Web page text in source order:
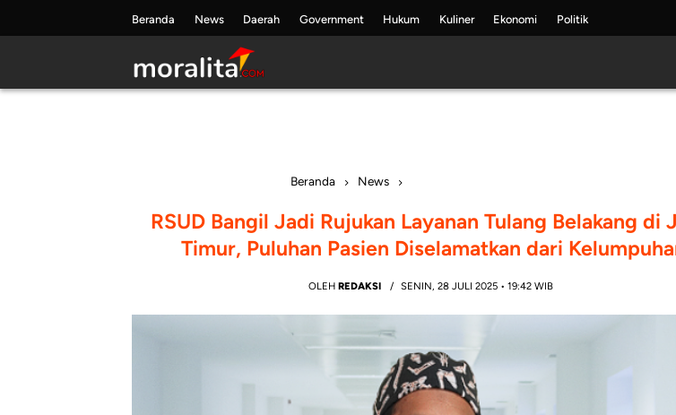
to
Beranda News Daerah Government Hukum Kuliner Ekonomi Politik
Beranda News
RSUD Bangil Jadi Rujukan Layanan Tulang Belakang di
Timur, Puluhan Pasien Diselamatkan dari
OLEHREDAKSI SENIN, 28 JULI 2025 • 19:42 WIB